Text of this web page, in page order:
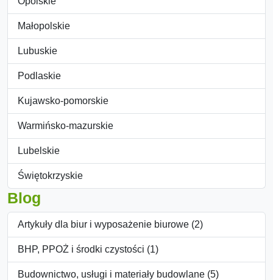
Małopolskie
Lubuskie
Podlaskie
Kujawsko-pomorskie
Warmińsko-mazurskie
Lubelskie
Świętokrzyskie
Blog
Artykuły dla biur i wyposażenie biurowe (2)
BHP, PPOŻ i środki czystości (1)
Budownictwo, usługi i materiały budowlane (5)